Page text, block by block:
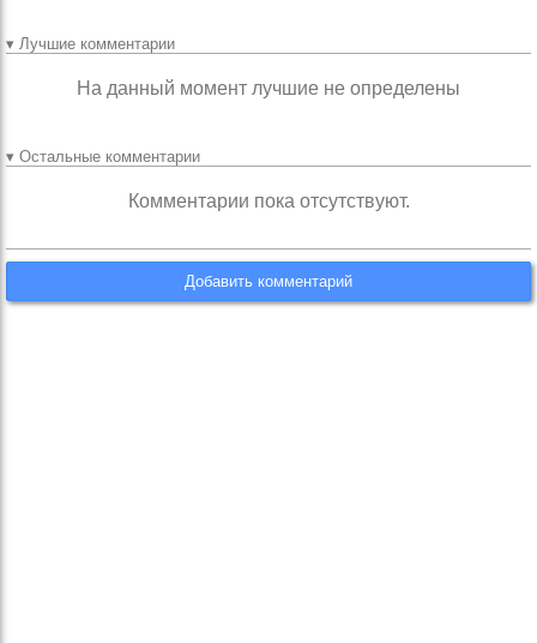
▾ Лучшие комментарии
На данный момент лучшие не определены
▾ Остальные комментарии
Комментарии пока отсутствуют.
Добавить комментарий